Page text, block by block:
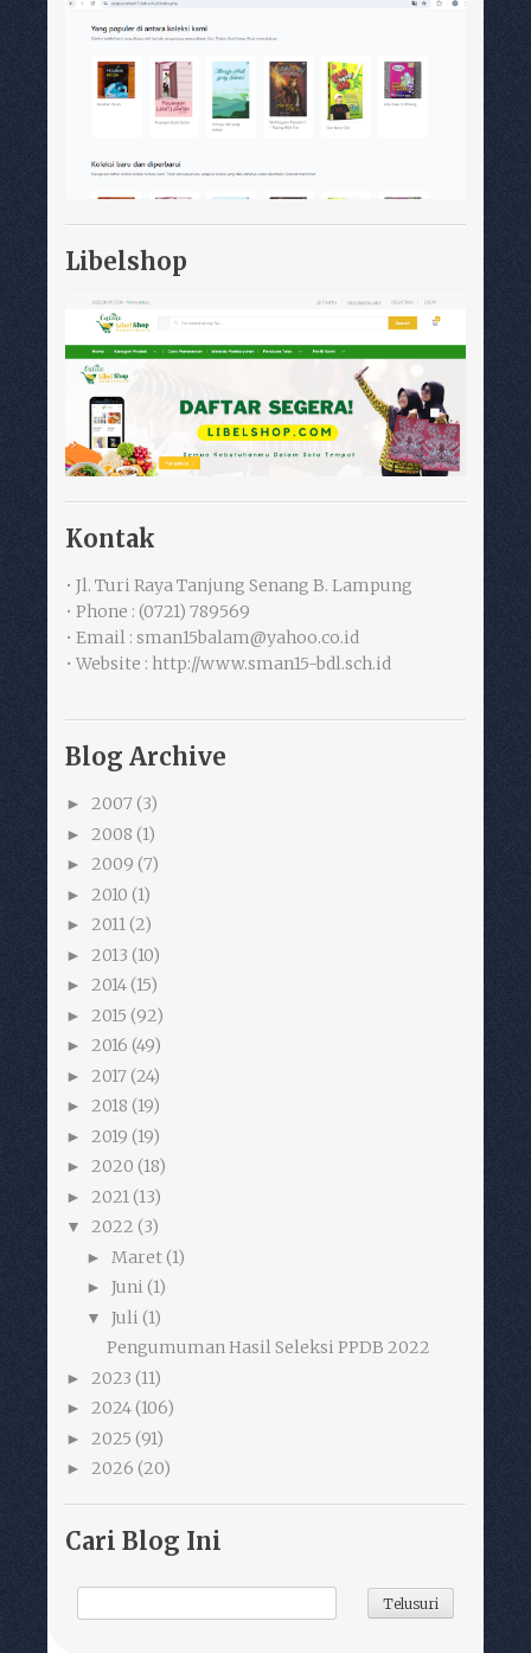
Libelshop
Kontak
• Jl. Turi Raya Tanjung Senang B. Lampung
• Phone : (0721) 789569
• Email : sman15balam@yahoo.co.id
• Website : http://www.sman15-bdl.sch.id
Blog Archive
► 2007 (3)
► 2008 (1)
► 2009 (7)
► 2010 (1)
► 2011(2)
► 2013 (10)
► 2014(15)
► 2015 (92)
► 2016 (49)
► 2017 (24)
► 2018 (19)
► 2019 (19)
► 2020 (18)
► 2021 (13)
▼ 2022 (3)
► Maret(1)
► Juni (1)
▼ Juli (1)
Pengumuman Hasil Seleksi PPDB 2022
► 2023 (11)
► 2024(106)
► 2025 (91)
► 2026 (20)
Cari Blog Ini